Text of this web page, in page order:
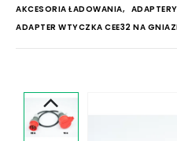
AKCESORIA ŁADOWANIA, ADAPTERY
ADAPTER WTYCZKA CEE32 NA